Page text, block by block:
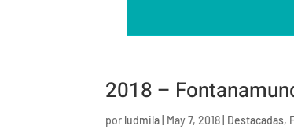
2018 –
por ludmila May 7, 2018 Destacadas,